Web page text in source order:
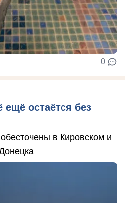
0
ещё остаётся без
в Кировском и